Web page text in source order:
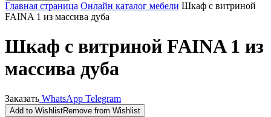
Главная страница Онлайн каталог мебели Шкаф с витриной
FAINA 1 из массива дуба
Шкаф с витриной FAINA 1 из
массива дуба
Заказать WhatsApp Telegram
Add to WishlistRemove from Wishlist